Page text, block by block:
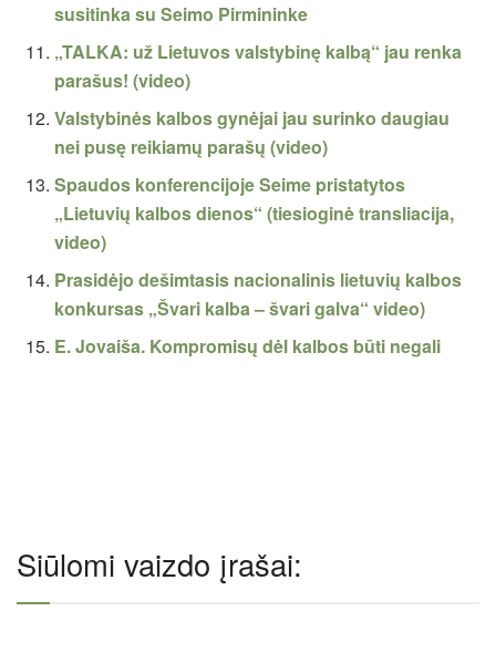
susitinka su Seimo Pirmininke
„TALKA: už Lietuvos valstybinę kalbą“ jau renka
parašus! (video)
Valstybinės kalbos gynėjai jau surinko daugiau
nei pusę reikiamų parašų (video)
Spaudos konferencijoje Seime pristatytos
„Lietuvių kalbos dienos“ (tiesioginė transliacija,
video)
Prasidėjo dešimtasis nacionalinis lietuvių kalbos
konkursas „Švari kalba – švari galva“ video)
E. Jovaiša. Kompromisų dėl kalbos būti negali
Siūlomi vaizdo įrašai: